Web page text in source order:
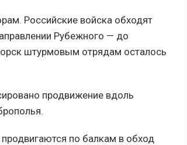
Российские войска обходят
Рубежного — до
штурмовым отрядам осталось
продвижение вдоль
по балкам в обход